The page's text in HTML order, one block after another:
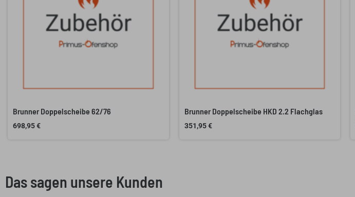
Brunner Doppelscheibe 62/76
698,95€
Brunner Doppelscheibe HKD 2.2 Flachglas
351,95€
Das sagen unsere Kunden